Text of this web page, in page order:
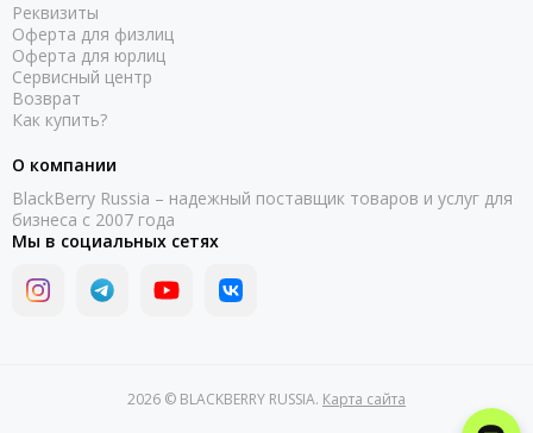
Реквизиты
Оферта для физлиц
Оферта для юрлиц
Сервисный центр
Возврат
Как купить?
О компании
BlackBerry Russia – надежный поставщик товаров и услуг для
бизнеса с 2007 года
Мы в социальных сетях
2026 © BLACKBERRY RUSSIA. Карта сайта